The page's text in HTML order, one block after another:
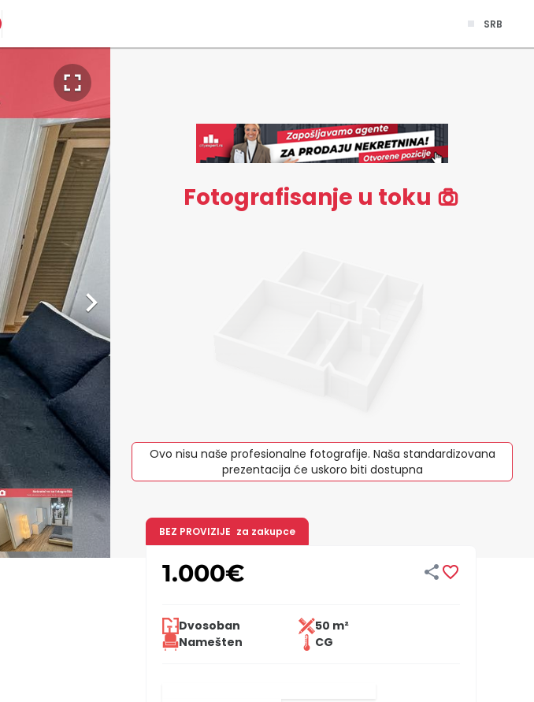
SRB


Fotografisanje u toku
Ovo nisu naše profesionalne fotografije. Naša standardizovana
prezentacija će uskoro biti dostupna
1.000€  
BEZ PROVIZIJE za zakupce
Dvosoban
50 m²
Namešten
CG